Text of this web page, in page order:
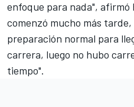
enfoque para nada",
comenzó mucho más
preparación normal para
carrera, luego no hubo
tiempo".